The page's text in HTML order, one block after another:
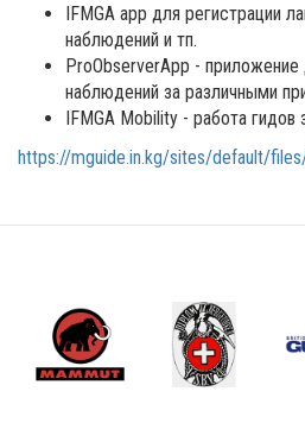
IFMGA app для регистрации
наблюдений и тп.
ProObserverApp - приложение
наблюдений за различными
IFMGA Mobility - работа гидов
https://mguide.in.kg/sites/default/